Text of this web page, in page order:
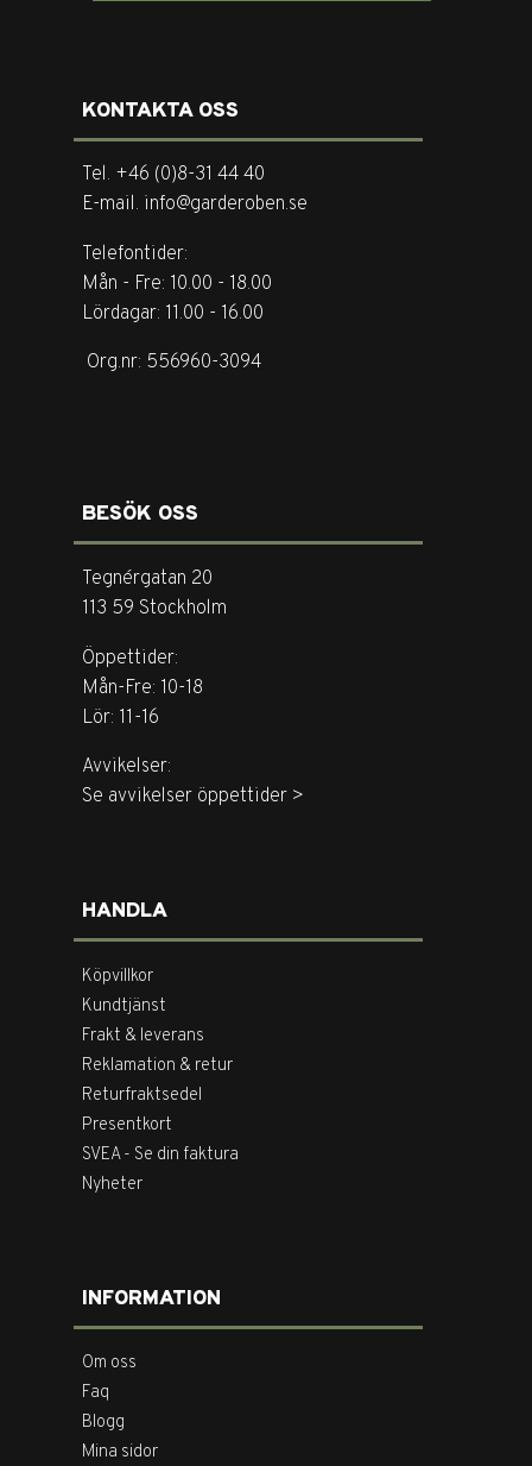
KONTAKTA OSS
Tel. +46 (0)8-31 44 40
E-mail. info@garderoben.se
Telefontider:
Mån - Fre: 10.00 - 18.00
Lördagar: 11.00 - 16.00
Org.nr: 556960-3094
BESÖK OSS
Tegnérgatan 20
113 59 Stockholm
Öppettider:
Mån-Fre: 10-18
Lör: 11-16
Avvikelser:
Se avvikelser öppettider >
HANDLA
Köpvillkor
Kundtjänst
Frakt & leverans
Reklamation & retur
Returfraktsedel
Presentkort
SVEA - Se din faktura
Nyheter
INFORMATION
Om oss
Faq
Blogg
Mina sidor